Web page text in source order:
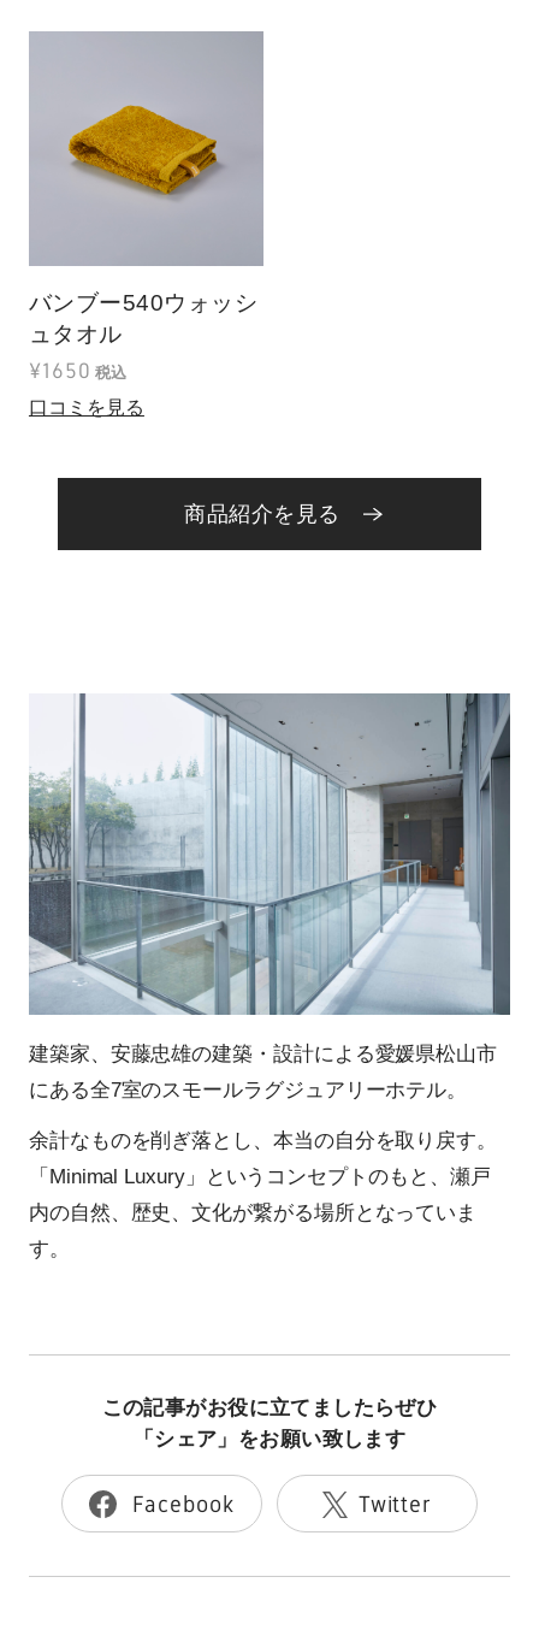
バンブー540ウォッシ
ュタオル
¥1650 税込
口コミを見る
商品紹介を見る
建築家、安藤忠雄の建築・設計による愛媛県松山市
にある全7室のスモールラグジュアリーホテル。
余計なものを削ぎ落とし、本当の自分を取り戻す。
「Minimal Luxury」というコンセプトのもと、瀬戸
内の自然、歴史、文化が繋がる場所となっていま
す。
この記事がお役に立てましたらぜひ
「シェア」をお願い致します
Facebook Twitter